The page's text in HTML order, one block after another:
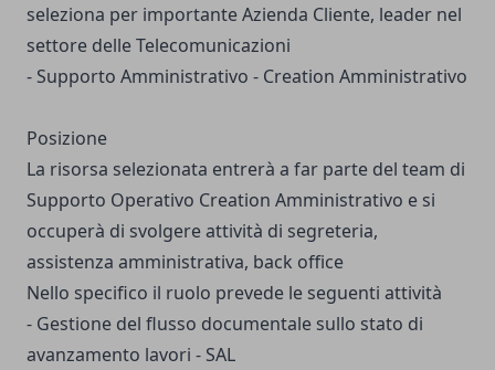
seleziona per importante Azienda Cliente, leader nel
settore delle Telecomunicazioni
- Supporto Amministrativo - Creation Amministrativo
Posizione
La risorsa selezionata entrerà a far parte del team di
Supporto Operativo Creation Amministrativo e si
occuperà di svolgere attività di segreteria,
assistenza amministrativa, back office
Nello specifico il ruolo prevede le seguenti attività
- Gestione del flusso documentale sullo stato di
avanzamento lavori - SAL